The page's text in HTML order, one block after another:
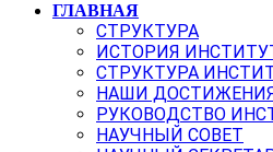
ГЛАВНАЯ
СТРУКТУРА
ИСТОРИЯ
СТРУКТУРА
НАШИ
РУКОВОДСТВО
НАУЧНЫЙ СОВЕТ